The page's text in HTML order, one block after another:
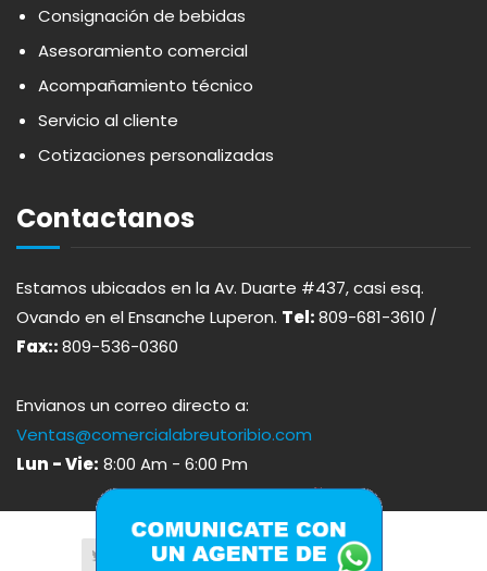
PASTAS
PICADERAS
SALSAS
SAZONES
SNACKS
AQUA
ARDUINI
ARIENZO DE MARQUEZ
ATLANTICO
AVALON
AZUKITA
BACARDI
Consignación de bebidas
Asesoramiento comercial
Acompañamiento técnico
Servicio al cliente
Cotizaciones personalizadas
Contactanos
Estamos ubicados en la Av. Duarte #437, casi esq.
Ovando en el Ensanche Luperon. Tel:809-681-3610 /
Fax::809-536-0360
Envianos un correo directo a:
Ventas@comercialabreutoribio.com
Lun - Vie: 8:00 Am - 6:00 Pm